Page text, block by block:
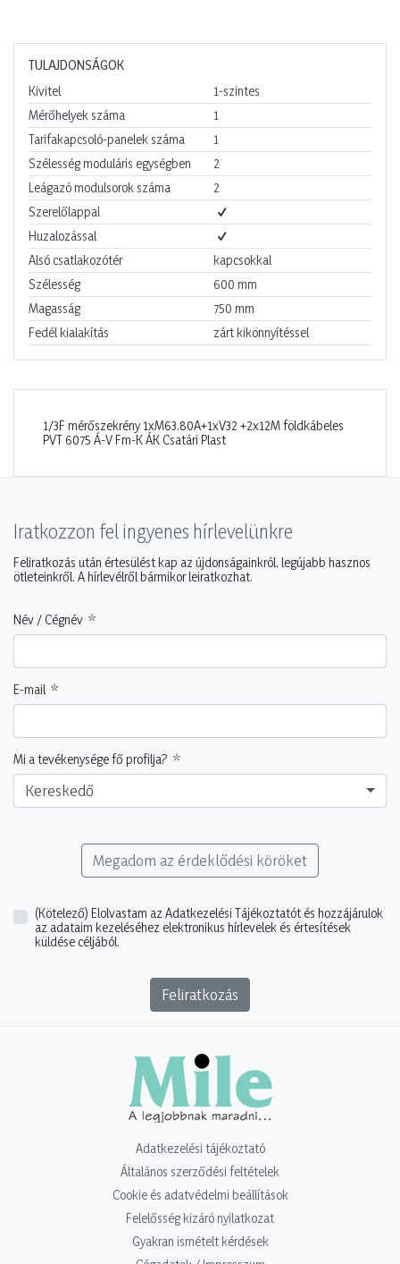
TULAJDONSÁGOK
Kivitel
1-szintes
Mérőhelyek száma
1
Tarifakapcsoló-panelek száma
1
Szélesség moduláris egységben
2
Leágazó modulsorok száma
2
Szerelőlappal
Huzalozással
Alsó csatlakozótér
kapcsokkal
Szélesség
600 mm
Magasság
750 mm
Fedél kialakítás
zárt kikönnyítéssel
1/3F mérőszekrény 1xM63.80A+1xV32 +2x12M földkábeles
PVT 6075 Á-V Fm-K ÁK Csatári Plast
Iratkozzon fel ingyenes hírlevelünkre
Feliratkozás után értesülést kap az újdonságainkról, legújabb hasznos
ötleteinkről. A hírlevélről bármikor leiratkozhat.
Név / Cégnév
E-mail
Mi a tevékenysége fő profilja?
Kereskedő
Megadom az érdeklődési köröket
(Kötelező) Elolvastam az Adatkezelési Tájékoztatót és hozzájárulok
az adataim kezeléséhez elektronikus hírlevelek és értesítések
küldése céljából.
Feliratkozás
Adatkezelési tájékoztató
Általános szerződési feltételek
Cookie és adatvédelmi beállítások
Felelősség kizáró nyilatkozat
Gyakran ismételt kérdések